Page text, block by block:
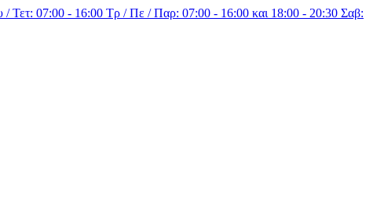
/ Τετ: 07:00 - 16:00 Τρ / Πε / Παρ: 07:00 - 16:00 και 18:00 - 20:30 Σαβ: